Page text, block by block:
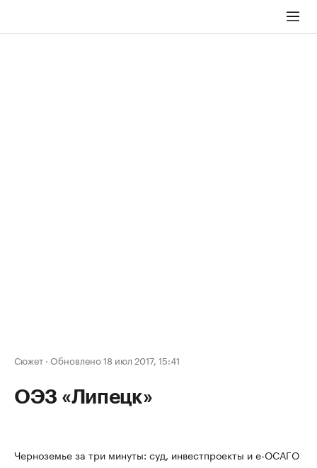
Сюжет · Обновлено 18 июл 2017, 15:41
ОЭЗ «Липецк»
Черноземье за три минуты: суд, инвестпроекты и е-ОСАГО